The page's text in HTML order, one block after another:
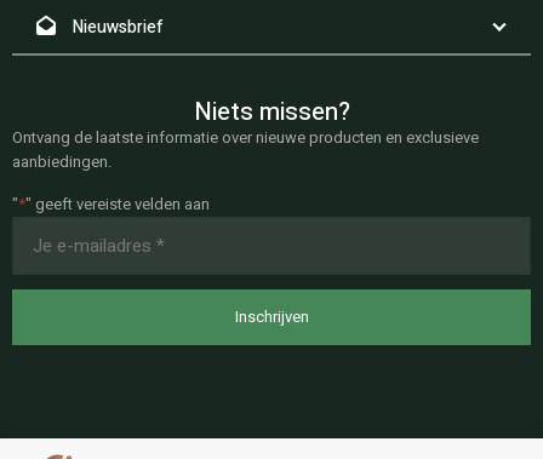
Nieuwsbrief
Niets missen?
Ontvang de laatste informatie over nieuwe producten en exclusieve
aanbiedingen.
"*" geeft vereiste velden aan
mailadres
*